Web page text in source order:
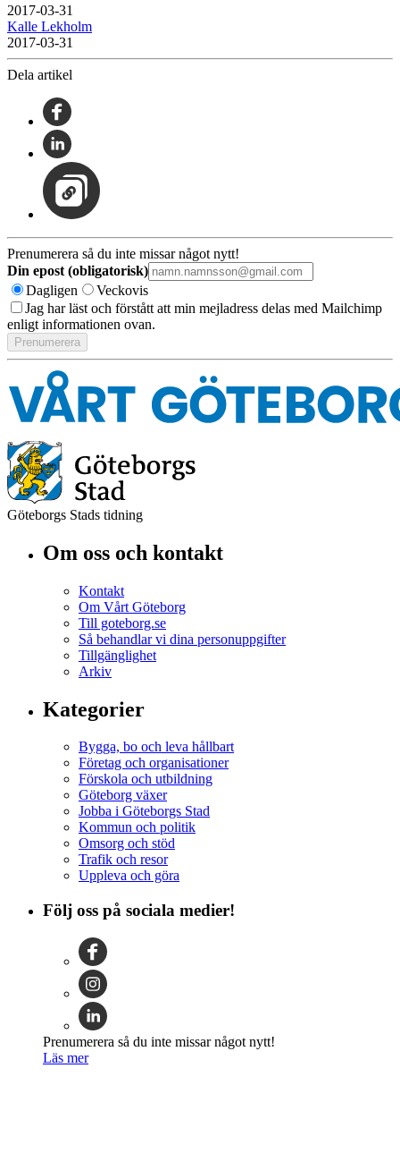
2017-03-31
Kalle Lekholm
2017-03-31
Dela artikel
Prenumerera så du inte missar något nytt!
Din epost (obligatorisk)
Dagligen
Veckovis
Jag har läst och förstått att min mejladress delas med Mailchimp
enligt informationen ovan.
Göteborgs Stads tidning
Om oss och kontakt
Kontakt
Om Vårt Göteborg
Till goteborg.se
Så behandlar vi dina personuppgifter
Tillgänglighet
Arkiv
Kategorier
Bygga, bo och leva hållbart
Företag och organisationer
Förskola och utbildning
Göteborg växer
Jobba i Göteborgs Stad
Kommun och politik
Omsorg och stöd
Trafik och resor
Uppleva och göra
Följ oss på sociala medier!
Prenumerera så du inte missar något nytt!
Läs mer